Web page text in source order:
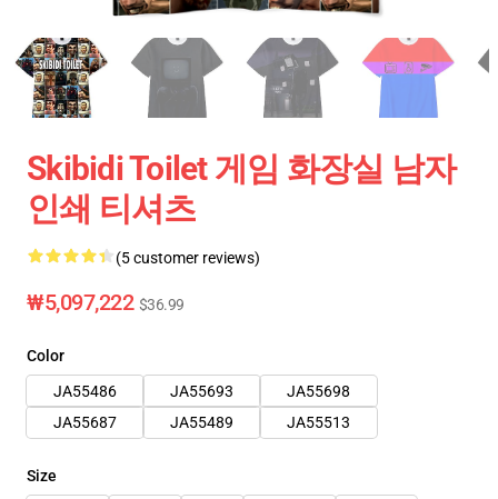
Skibidi Toilet 게임 화장실 남자
인쇄 티셔츠
(5 customer reviews)
₩5,097,222 $36.99
Color
JA55486
JA55693
JA55698
JA55687
JA55489 JA55513
Size